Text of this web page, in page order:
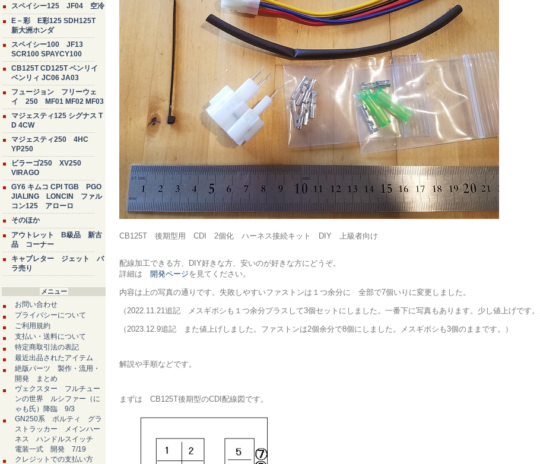
スペイシー125 JF04 空冷
E－彩 E彩125 SDH125T
新大洲ホンダ
スペイシー100 JF13
SCR100 SPAYCY100
CB125T CD125T ベンリイ
ベンリィ JC06 JA03
フュージョン フリーウェ
イ 250 MF01 MF02 MF03
マジェスティ125 シグナス T
D 4CW
マジェスティ250 4HC
YP250
ビラーゴ250 XV250
VIRAGO
GY6 キムコ CPI TGB PGO
JIALING LONCIN ファル
コン125 アローロ
そのほか
アウトレット B級品 新古
品 コーナー
キャブレター ジェット バ
ラ売り
メニュー
お問い合わせ
プライバシーについて
ご利用規約
支払い・送料について
特定商取引法の表記
最近出品されたアイテム
絶版パーツ 製作・流用・
開発 まとめ
ヴェクスター フルチュー
ンの世界 ルシファー（に
ゃも氏）降臨 9/3
GN250系 ボルティ グラ
ストラッカー メインハー
ネス ハンドルスイッチ
電装一式 開発 7/19
クレジットでの支払い方
CB125T 後期型用 CDI 2個化 ハーネス接続キット DIY 上級者向け
配線加工できる方、DIY好きな方、安いのが好きな方にどうぞ。
詳細は 開発ページを見てください。
内容は上の写真の通りです。失敗しやすいファストンは１つ余分に 全部で7個いりに変更しました。
（2022.11.21追記 メスギボシも１つ余分プラスして3個セットにしました。一番下に写真もあります。少し値上げです
（2023.12.9追記 また値上げしました。ファストンは2個余分で8個にしました。メスギボシも3個のままです。）
解説や手順などです。
まずは CB125T後期型のCDI配線図です。